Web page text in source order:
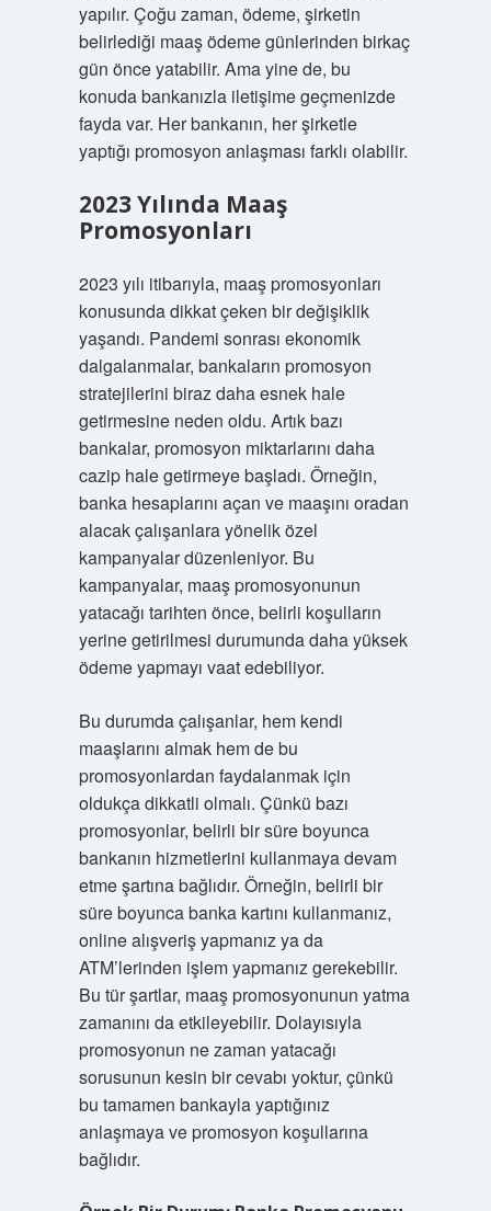
yapılır. Çoğu zaman, ödeme, şirketin
belirlediği maaş ödeme günlerinden birkaç
gün önce yatabilir. Ama yine de, bu
konuda bankanızla iletişime geçmenizde
fayda var. Her bankanın, her şirketle
yaptığı promosyon anlaşması farklı olabilir.
2023 Yılında Maaş
Promosyonları
2023 yılı itibarıyla, maaş promosyonları
konusunda dikkat çeken bir değişiklik
yaşandı. Pandemi sonrası ekonomik
dalgalanmalar, bankaların promosyon
stratejilerini biraz daha esnek hale
getirmesine neden oldu. Artık bazı
bankalar, promosyon miktarlarını daha
cazip hale getirmeye başladı. Örneğin,
banka hesaplarını açan ve maaşını oradan
alacak çalışanlara yönelik özel
kampanyalar düzenleniyor. Bu
kampanyalar, maaş promosyonunun
yatacağı tarihten önce, belirli koşulların
yerine getirilmesi durumunda daha yüksek
ödeme yapmayı vaat edebiliyor.
Bu durumda çalışanlar, hem kendi
maaşlarını almak hem de bu
promosyonlardan faydalanmak için
oldukça dikkatli olmalı. Çünkü bazı
promosyonlar, belirli bir süre boyunca
bankanın hizmetlerini kullanmaya devam
etme şartına bağlıdır. Örneğin, belirli bir
süre boyunca banka kartını kullanmanız,
online alışveriş yapmanız ya da
ATM’lerinden işlem yapmanız gerekebilir.
Bu tür şartlar, maaş promosyonunun yatma
zamanını da etkileyebilir. Dolayısıyla
promosyonun ne zaman yatacağı
sorusunun kesin bir cevabı yoktur, çünkü
bu tamamen bankayla yaptığınız
anlaşmaya ve promosyon koşullarına
bağlıdır.